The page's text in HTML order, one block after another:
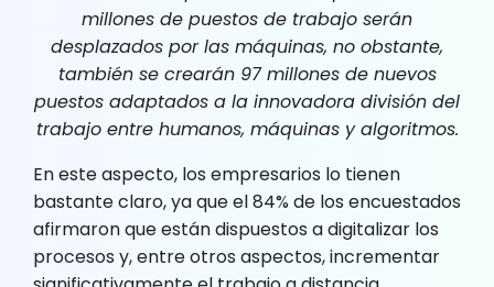
millones de puestos de trabajo serán
desplazados por las máquinas, no obstante,
también se crearán 97 millones de nuevos
puestos adaptados a la innovadora división del
trabajo entre humanos, máquinas y algoritmos.
En este aspecto, los empresarios lo tienen
bastante claro, ya que el 84% de los encuestados
afirmaron que están dispuestos a digitalizar los
procesos y, entre otros aspectos, incrementar